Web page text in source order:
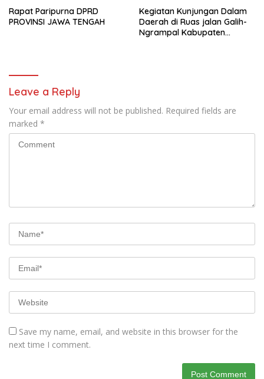
menciptakan lagu Untuk si
buah hati yang berjudul
Musa & Princes.
Rapat Paripurna DPRD
PROVINSI JAWA TENGAH
Kegiatan Kunjungan Dalam
Daerah di Ruas jalan Galih-
Ngrampal Kabupaten
Leave a Reply
Your email address will not be published. Required fields are
marked *
Save my name, email, and website in this browser for the
next time I comment.